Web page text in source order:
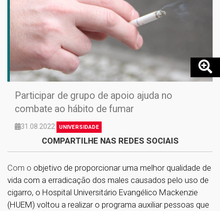
Participar de grupo de apoio ajuda no
combate ao hábito de fumar
31.08.2022 UNIVERSIDADE
COMPARTILHE NAS REDES SOCIAIS
Com o objetivo de proporcionar uma melhor qualidade de
vida com a erradicação dos males causados pelo uso de
cigarro, o Hospital Universitário Evangélico Mackenzie
(HUEM) voltou a realizar o programa auxiliar pessoas que